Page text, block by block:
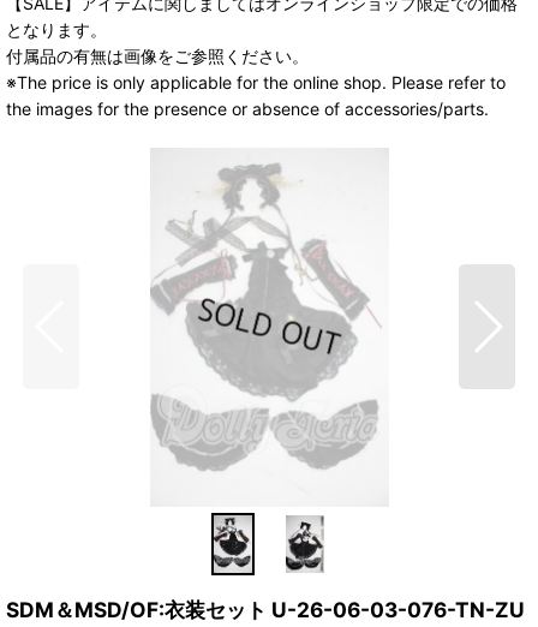
となります。
付属品の有無は画像をご参照ください。
※The price is only applicable for the online shop. Please refer to
the images for the presence or absence of accessories/parts.
SDM＆MSD/OF:衣装セット U-26-06-03-076-TN-ZU